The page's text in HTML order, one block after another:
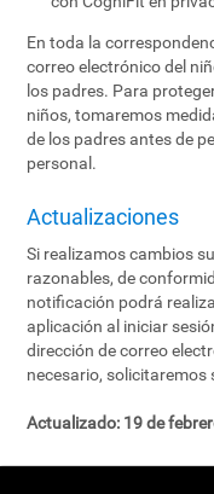
En toda la
correo electrónico del
los padres. Para
niños, tomaremos
de los padres antes de
personal.
Actualizaciones
Si realizamos cambios
razonables, de
notificación podrá
aplicación al iniciar
dirección de correo
necesario, solicitaremos
Actualizado: 19 de